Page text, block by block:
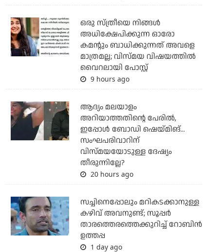
ഒരു സ്ത്രീയെ നിങ്ങള്‍
അധിക്ഷേപിക്കുന്ന ഓരോ
കമന്റും ബാധിക്കുന്നത് അവളെ
മാത്രമല്ല; വിസ്മയ വിഷയത്തില്‍
വൈറലായി പോസ്റ്റ്
9 hours ago
ആദ്യം മലയാളം
അറിയാത്തതിന്റെ പേരില്‍,
ഇപ്പോള്‍ ബോഡി ഷെയ്മിങ്...
സംഘപരിവാറിന്
വിസ്മയയോടുള്ള ദേഷ്യം
തീരുന്നില്ലേ?
20 hours ago
സച്ചിനെപ്പോലും മറികടക്കാനുള്ള
കഴിവ് അവനുണ്ട്; സൂപ്പര്‍
താരത്തെരത്തെക്കുറിച്ച് റോബിന്‍
ഉത്തപ്പ
1 day ago